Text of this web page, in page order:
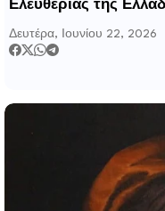
Δευτέρα, Ιουνίου 22, 2026